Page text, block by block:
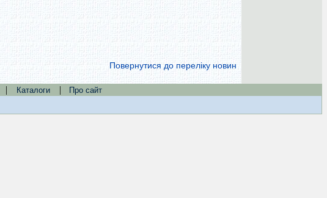
Повернутися до переліку новин
| Каталоги |
Про сайт